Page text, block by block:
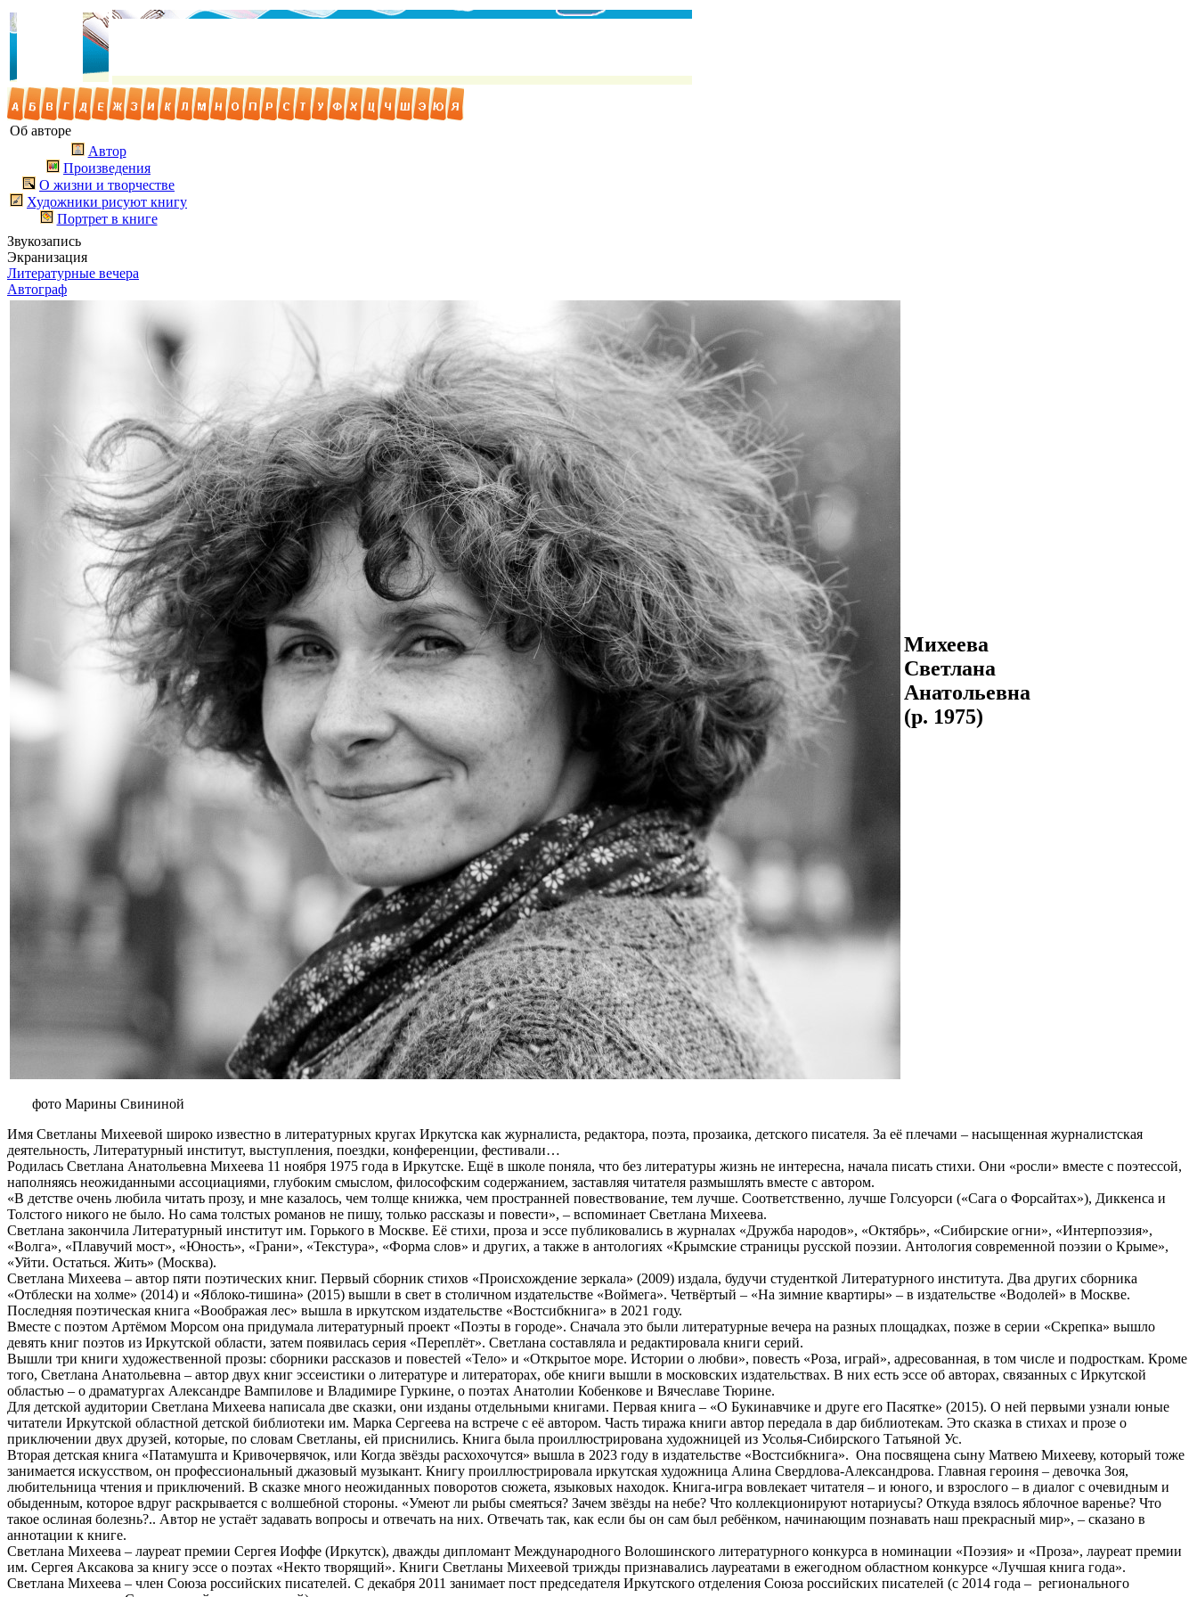
Об авторе
Автор
Произведения
О жизни и творчестве
Художники рисуют книгу
Портрет в книге
Звукозапись
Экранизация
Литературные вечера
Автограф
Михеева
Светлана
Анатольевна
(р. 1975)
фото Марины Свининой
Имя Светланы Михеевой широко известно в литературных кругах Иркутска как журналиста, редактора, поэта, прозаика, детского писателя. За её плечами – насыщенная журналистская
деятельность, Литературный институт, выступления, поездки, конференции, фестивали…
Родилась Светлана Анатольевна Михеева 11 ноября 1975 года в Иркутске. Ещё в школе поняла, что без литературы жизнь не интересна, начала писать стихи. Они «росли» вместе с поэтессой,
наполняясь неожиданными ассоциациями, глубоким смыслом, философским содержанием, заставляя читателя размышлять вместе с автором.
«В детстве очень любила читать прозу, и мне казалось, чем толще книжка, чем пространней повествование, тем лучше. Соответственно, лучше Голсуорси («Сага о Форсайтах»), Диккенса и
Толстого никого не было. Но сама толстых романов не пишу, только рассказы и повести», – вспоминает Светлана Михеева.
Светлана закончила Литературный институт им. Горького в Москве. Её стихи, проза и эссе публиковались в журналах «Дружба народов», «Октябрь», «Сибирские огни», «Интерпоэзия»,
«Волга», «Плавучий мост», «Юность», «Грани», «Текстура», «Форма слов» и других, а также в антологиях «Крымские страницы русской поэзии. Антология современной поэзии о Крыме»,
«Уйти. Остаться. Жить» (Москва).
Светлана Михеева – автор пяти поэтических книг. Первый сборник стихов «Происхождение зеркала» (2009) издала, будучи студенткой Литературного института. Два других сборника
«Отблески на холме» (2014) и «Яблоко-тишина» (2015) вышли в свет в столичном издательстве «Воймега». Четвёртый – «На зимние квартиры» – в издательстве «Водолей» в Москве.
Последняя поэтическая книга «Воображая лес» вышла в иркутском издательстве «Востсибкнига» в 2021 году.
Вместе с поэтом Артёмом Морсом она придумала литературный проект «Поэты в городе». Сначала это были литературные вечера на разных площадках, позже в серии «Скрепка» вышло
девять книг поэтов из Иркутской области, затем появилась серия «Переплёт». Светлана составляла и редактировала книги серий.
Вышли три книги художественной прозы: сборники рассказов и повестей «Тело» и «Открытое море. Истории о любви», повесть «Роза, играй», адресованная, в том числе и подросткам. Кроме
того, Светлана Анатольевна – автор двух книг эссеистики о литературе и литераторах, обе книги вышли в московских издательствах. В них есть эссе об авторах, связанных с Иркутской
областью – о драматургах Александре Вампилове и Владимире Гуркине, о поэтах Анатолии Кобенкове и Вячеславе Тюрине.
Для детской аудитории Светлана Михеева написала две сказки, они изданы отдельными книгами. Первая книга – «О Букинавчике и друге его Пасятке» (2015). О ней первыми узнали юные
читатели Иркутской областной детской библиотеки им. Марка Сергеева на встрече с её автором. Часть тиража книги автор передала в дар библиотекам. Это сказка в стихах и прозе о
приключении двух друзей, которые, по словам Светланы, ей приснились. Книга была проиллюстрирована художницей из Усолья-Сибирского Татьяной Ус.
Вторая детская книга «Патамушта и Кривочервячок, или Когда звёзды расхохочутся» вышла в 2023 году в издательстве «Востсибкнига». Она посвящена сыну Матвею Михееву, который тоже
занимается искусством, он профессиональный джазовый музыкант. Книгу проиллюстрировала иркутская художница Алина Свердлова-Александрова. Главная героиня – девочка Зоя,
любительница чтения и приключений. В сказке много неожиданных поворотов сюжета, языковых находок. Книга-игра вовлекает читателя – и юного, и взрослого – в диалог с очевидным и
обыденным, которое вдруг раскрывается с волшебной стороны. «Умеют ли рыбы смеяться? Зачем звёзды на небе? Что коллекционируют нотариусы? Откуда взялось яблочное варенье? Что
такое ослиная болезнь?.. Автор не устаёт задавать вопросы и отвечать на них. Отвечать так, как если бы он сам был ребёнком, начинающим познавать наш прекрасный мир», – сказано в
аннотации к книге.
Светлана Михеева – лауреат премии Сергея Иоффе (Иркутск), дважды дипломант Международного Волошинского литературного конкурса в номинации «Поэзия» и «Проза», лауреат премии
им. Сергея Аксакова за книгу эссе о поэтах «Некто творящий». Книги Светланы Михеевой трижды признавались лауреатами в ежегодном областном конкурсе «Лучшая книга года».
Светлана Михеева – член Союза российских писателей. С декабря 2011 занимает пост председателя Иркутского отделения Союза российских писателей (с 2014 года – регионального